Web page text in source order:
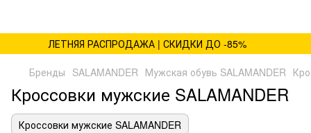
ЛЕТНЯЯ РАСПРОДАЖА | СКИДКИ ДО -85%
Бренды SALAMANDER Мужская обувь SALAMANDER
Кроссовки мужские SALAMANDER
Кроссовки мужские SALAMANDER